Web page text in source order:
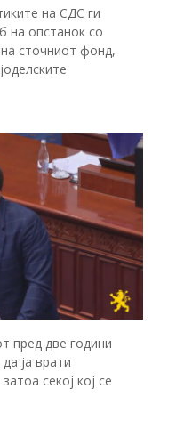
на СДС ги
на опстанок со
сточниот фонд,
пред две години
ја врати
секој кој се